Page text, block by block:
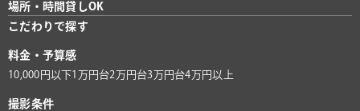
場所・時間貸しOK
こだわりで探す
料金・予算感
10,000円以下1万円台2万円台3万円台4万円以上
撮影条件